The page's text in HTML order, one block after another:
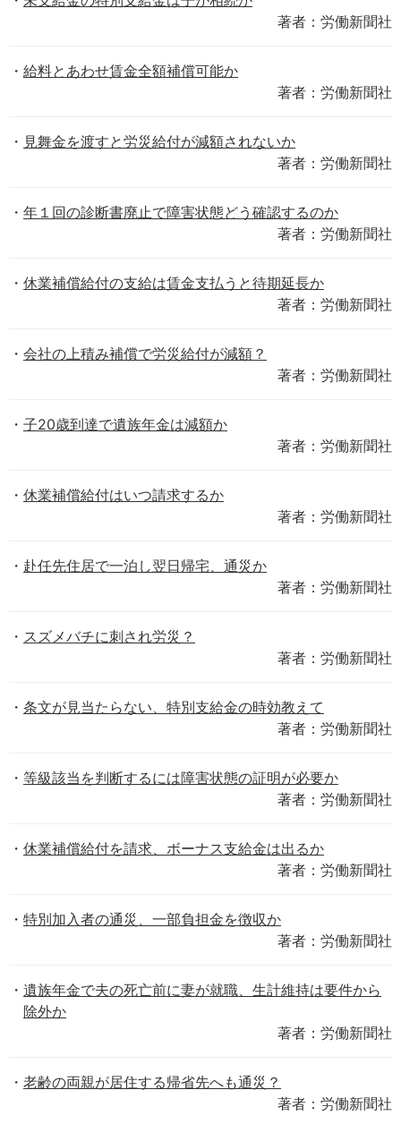
著者：労働新聞社
給料とあわせ賃金全額補償可能か
著者：労働新聞社
見舞金を渡すと労災給付が減額されないか
著者：労働新聞社
年１回の診断書廃止で障害状態どう確認するのか
著者：労働新聞社
休業補償給付の支給は賃金支払うと待期延長か
著者：労働新聞社
会社の上積み補償で労災給付が減額？
著者：労働新聞社
子20歳到達で遺族年金は減額か
著者：労働新聞社
休業補償給付はいつ請求するか
著者：労働新聞社
赴任先住居で一泊し翌日帰宅、通災か
著者：労働新聞社
スズメバチに刺され労災？
著者：労働新聞社
条文が見当たらない、特別支給金の時効教えて
著者：労働新聞社
等級該当を判断するには障害状態の証明が必要か
著者：労働新聞社
休業補償給付を請求、ボーナス支給金は出るか
著者：労働新聞社
特別加入者の通災、一部負担金を徴収か
著者：労働新聞社
遺族年金で夫の死亡前に妻が就職、生計維持は要件から
除外か
著者：労働新聞社
老齢の両親が居住する帰省先へも通災？
著者：労働新聞社